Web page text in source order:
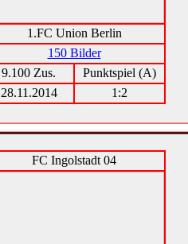
1.FC Union Berlin
150 Bilder
9.100 Zus.
Punktspiel (A)
28.11.2014
1:2
FC Ingolstadt 04